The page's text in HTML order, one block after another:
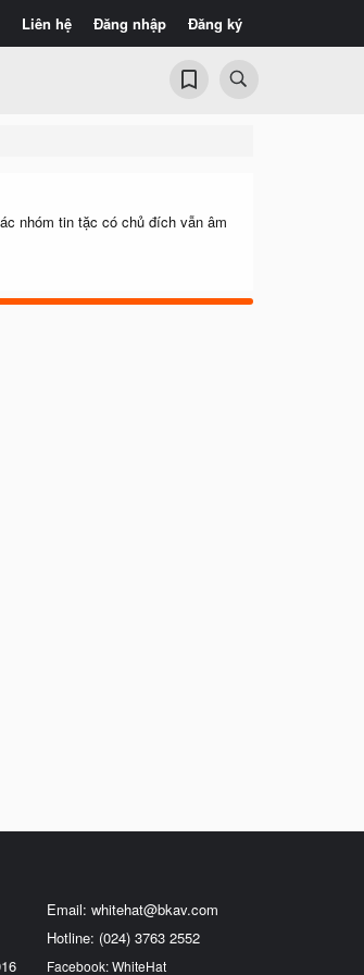
Liên hệ Đăng nhập Đăng ký
nhóm tin tặc có chủ đích vẫn âm
Email: whitehat@bkav.com
Hotline: (024) 3763 2552
Facebook: WhiteHat